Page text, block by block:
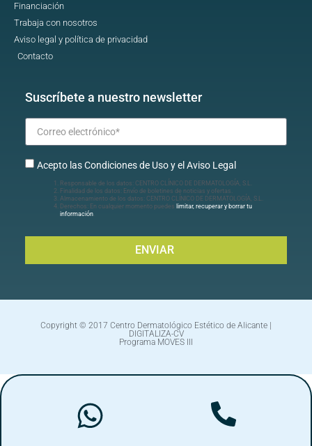
Financiación
Trabaja con nosotros
Aviso legal y política de privacidad
Contacto
Suscríbete a nuestro newsletter
Acepto las Condiciones de Uso y el Aviso Legal
Responsable de los datos: CENTRO CLÍNICO DE DERMATOLOGÍA, S.L.
Finalidad de los datos: Envío de boletines de noticias y ofertas.
Almacenamiento de los datos: CENTRO CLÍNICO DE DERMATOLOGÍA, S.L.
Derechos: En cualquier momento puedes limitar, recuperar y borrar tu
información
ENVIAR
Copyright © 2017 Centro Dermatológico Estético de Alicante |
DIGITALIZA-CV
Programa MOVES III